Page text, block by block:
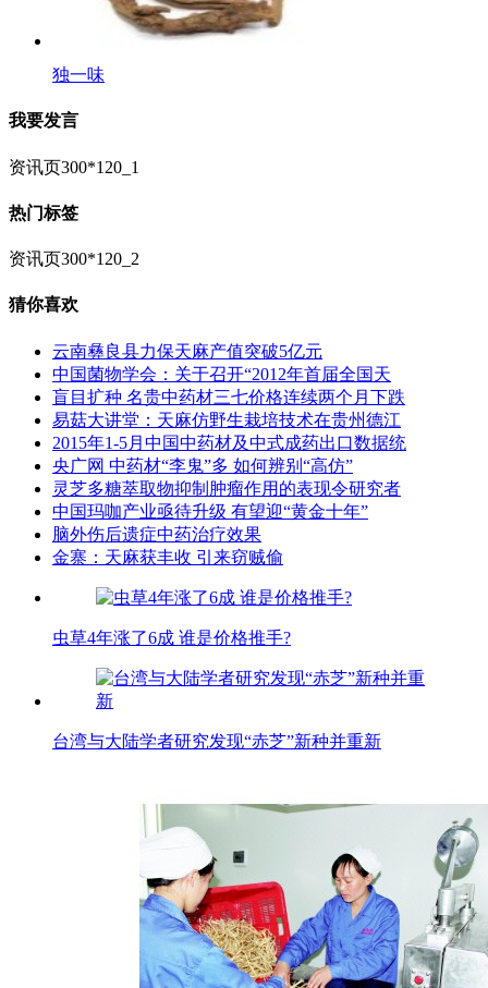
独一味
我要发言
资讯页300*120_1
热门标签
资讯页300*120_2
猜你喜欢
云南彝良县力保天麻产值突破5亿元
中国菌物学会：关于召开“2012年首届全国天
盲目扩种 名贵中药材三七价格连续两个月下跌
易菇大讲堂：天麻仿野生栽培技术在贵州德江
2015年1-5月中国中药材及中式成药出口数据统
央广网 中药材“李鬼”多 如何辨别“高仿”
灵芝多糖萃取物抑制肿瘤作用的表现令研究者
中国玛咖产业亟待升级 有望迎“黄金十年”
脑外伤后遗症中药治疗效果
金寨：天麻获丰收 引来窃贼偷
虫草4年涨了6成 谁是价格推手?
台湾与大陆学者研究发现“赤芝”新种并重新